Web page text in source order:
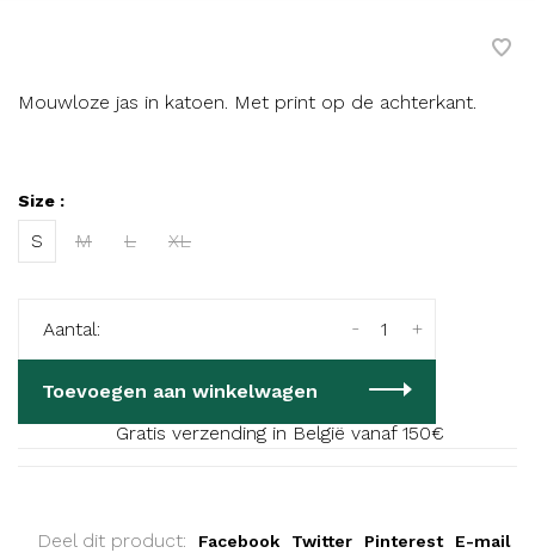
Mouwloze jas in katoen. Met print op de achterkant.
Size :
S M L XL
Aantal: +
-
Toevoegen aan winkelwagen
Gratis verzending in België vanaf 150€
Deel dit product: Facebook Twitter Pinterest E-mail